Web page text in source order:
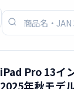
iPad Pro 13イ
2025年秋モデ